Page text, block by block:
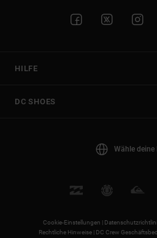
HILFE
DC SHOES
Wähle deine
Cookie-Einstellungen |
Rechtliche Hinweise |
DC Crew